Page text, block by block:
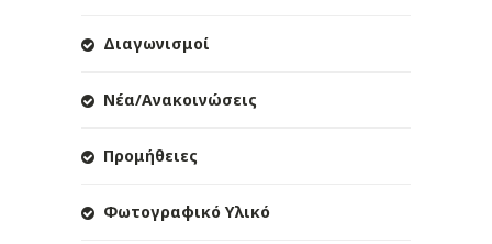
Διαγωνισμοί
Νέα/Ανακοινώσεις
Προμήθειες
Φωτογραφικό Υλικό